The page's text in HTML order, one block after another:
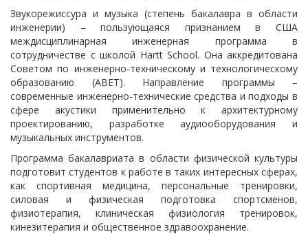
Звукорежиссура и музыка (степень бакалавра в области
инженерии) – пользующаяся признанием в США
междисциплинарная инженерная программа в
сотрудничестве с школой Hartt School. Она аккредитована
Советом по инженерно-техническому и технологическому
образованию (ABET). Направление программы –
современные инженерно-технические средства и подходы в
сфере акустики применительно к архитектурному
проектированию, разработке аудиооборудования и
музыкальных инструментов.
Программа бакалавриата в области физической культуры
подготовит студентов к работе в таких интересных сферах,
как спортивная медицина, персональные тренировки,
силовая и физическая подготовка спортсменов,
физиотерапия, клиническая физиология тренировок,
кинезитерапия и общественное здравоохранение.